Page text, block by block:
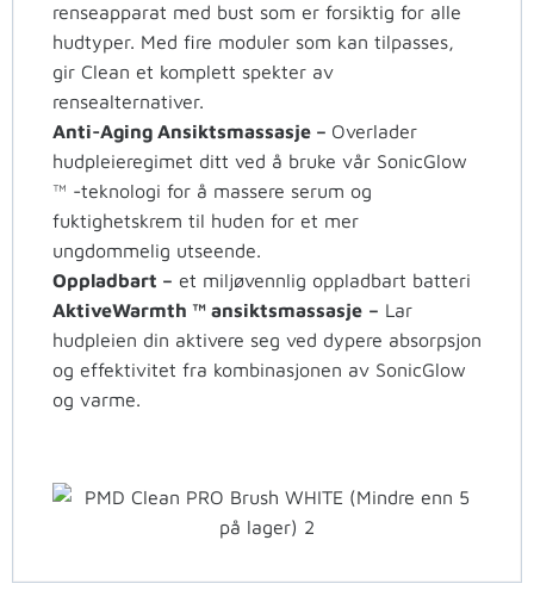
renseapparat med bust som er forsiktig for alle
hudtyper. Med fire moduler som kan tilpasses,
gir Clean et komplett spekter av
rensealternativer.
Anti-Aging Ansiktsmassasje – Overlader
hudpleieregimet ditt ved å bruke vår SonicGlow
™ -teknologi for å massere serum og
fuktighetskrem til huden for et mer
ungdommelig utseende.
Oppladbart – et miljøvennlig oppladbart batteri
AktiveWarmth ™ ansiktsmassasje – Lar
hudpleien din aktivere seg ved dypere absorpsjon
og effektivitet fra kombinasjonen av SonicGlow
og varme.